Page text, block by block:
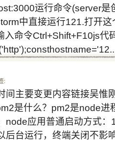
运行命令(server
中直接运行121.打开
入命令Ctrl+Shift+F10js
:
间主要变更内容链接吴
是什么？pm2是node进
node应用普通启动方式
后台运行，终端关闭不